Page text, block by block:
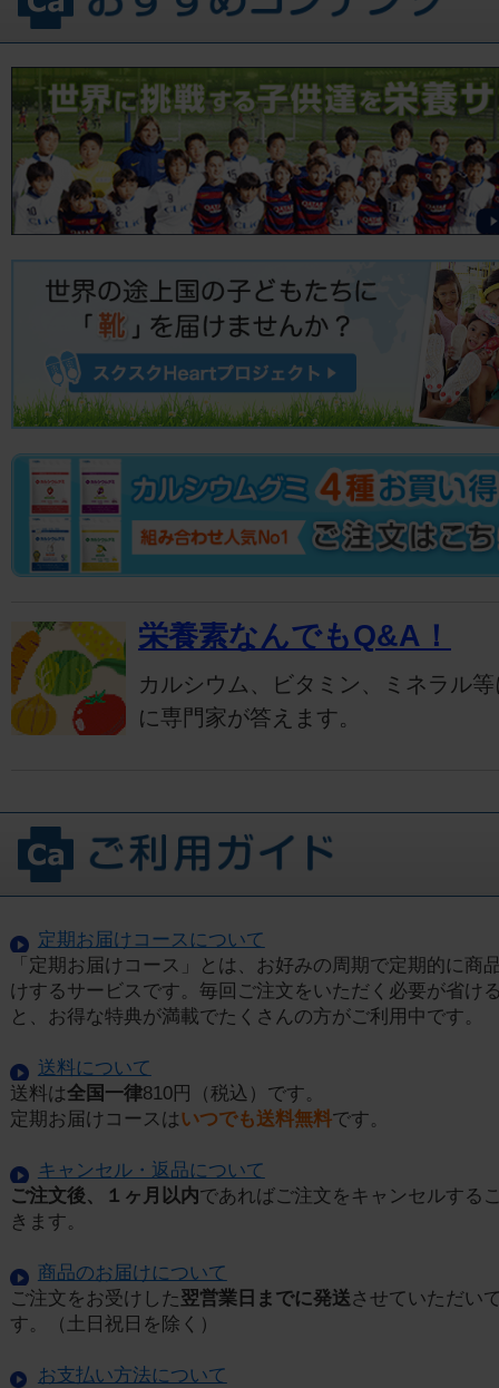
栄養素なんでもQ&A！
カルシウム、ビタミン、ミネラル
に専門家が答えます。
定期お届けコースについて
「定期お届けコース」とは、お好みの周期で定期的に商
けするサービスです。毎回ご注文をいただく必要が省け
と、お得な特典が満載でたくさんの方がご利用中です。
送料について
送料は全国一律810円（税込）です。
定期お届けコースはいつでも送料無料です。
キャンセル・返品について
ご注文後、１ヶ月以内であればご注文をキャンセルする
きます。
商品のお届けについて
ご注文をお受けした翌営業日までに発送させていただい
す。（土日祝日を除く）
お支払い方法について